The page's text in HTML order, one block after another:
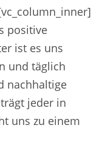
positive
ist es uns
und täglich
nachhaltige
jeder in
uns zu einem